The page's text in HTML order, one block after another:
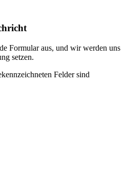
Formular aus, und wir werden uns
setzen.
Felder sind